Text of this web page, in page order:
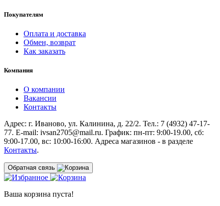
Покупателям
Оплата и доставка
Обмен, возврат
Как заказать
Компания
О компании
Вакансии
Контакты
Адрес: г. Иваново, ул. Калинина, д. 22/2. Тел.: 7 (4932) 47-17-
77. E-mail: ivsan2705@mail.ru. График: пн-пт: 9:00-19.00, сб:
9:00-17.00, вс: 10:00-16:00. Адреса магазинов - в разделе
Контакты.
Обратная связь
Ваша корзина пуста!